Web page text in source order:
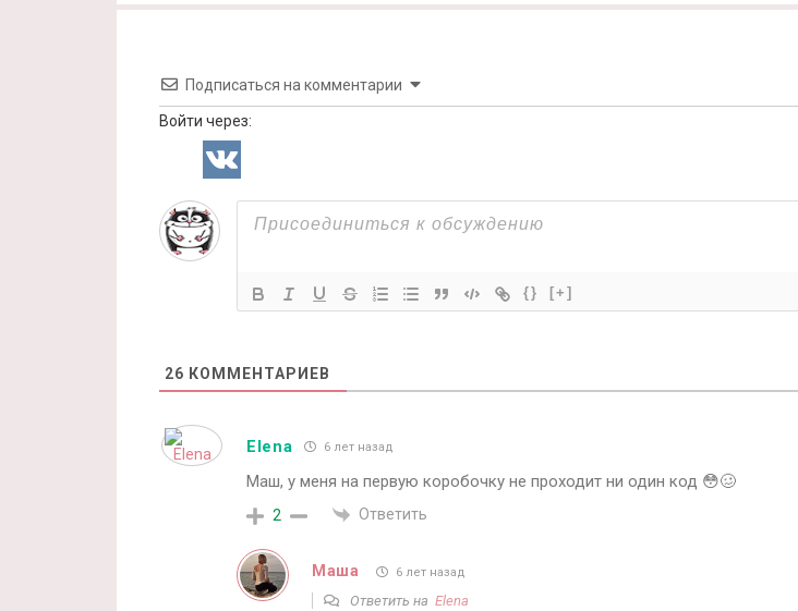
Подписаться на комментарии
Войти через:
{} [+]
26 КОММЕНТАРИЕВ
Elena 6 лет назад
Маш, у меня на первую коробочку не проходит ни один код 😳🥴
2 Ответить
Маша 6 лет назад
Ответить на Elena